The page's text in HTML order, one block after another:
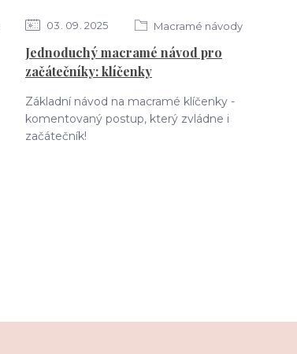
03 09 2025 Macramé návody
Jednoduchý macramé návod pro
začátečníky: klíčenky
Základní návod na macramé klíčenky -
komentovaný postup, který zvládne i
začátečník!